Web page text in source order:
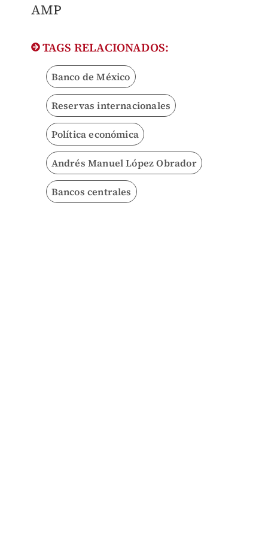
AMP
TAGS RELACIONADOS:
Banco de México
Reservas internacionales
Política económica
Andrés Manuel López Obrador
Bancos centrales